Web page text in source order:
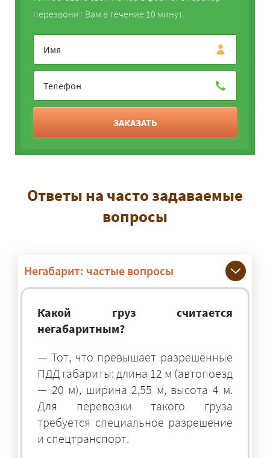
перезвонит Вам в течение 10 минут.
ЗАКАЗАТЬ
Ответы на часто задаваемые
вопросы
Негабарит: частые вопросы
Какой груз считается
негабаритным?
— Тот, что превышает разрешённые
ПДД габариты: длина 12 м (автопоезд
— 20 м), ширина 2,55 м, высота 4 м.
Для перевозки такого груза
требуется специальное разрешение
и спецтранспорт.